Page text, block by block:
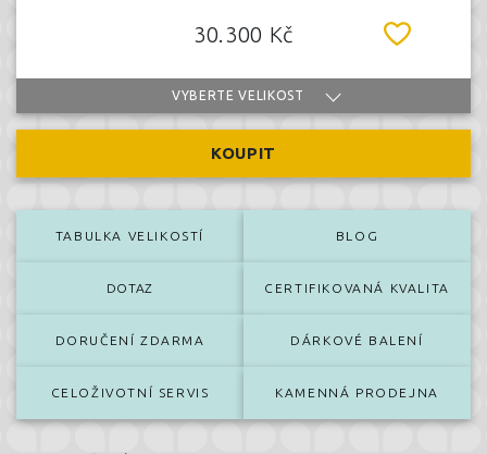
30.300 Kč
VYBERTE VELIKOST
KOUPIT
TABULKA VELIKOSTÍ BLOG
DOTAZ CERTIFIKOVANÁ KVALITA
DORUČENÍ ZDARMA DÁRKOVÉ BALENÍ
CELOŽIVOTNÍ SERVIS KAMENNÁ PRODEJNA